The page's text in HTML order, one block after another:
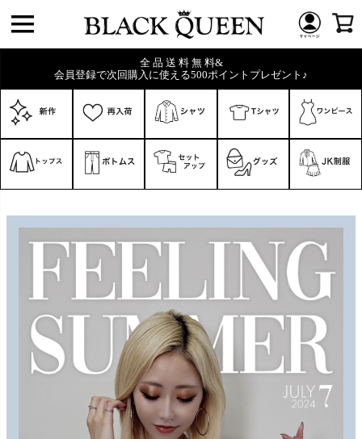
全 品 送 料 無 料&
会員登録で次回購入に使える500ポイントプレゼント♪